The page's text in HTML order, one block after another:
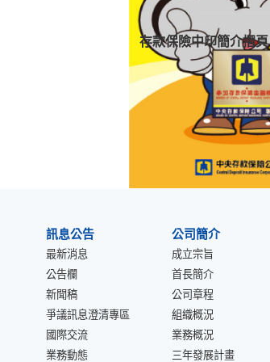
存款保險中印簡介摺頁
訊息公告
最新消息
公告欄
新聞稿
爭議訊息澄清專區
國際交流
業務動態
公司簡介
成立宗旨
首長簡介
公司章程
組織概況
業務概況
三年發展計畫